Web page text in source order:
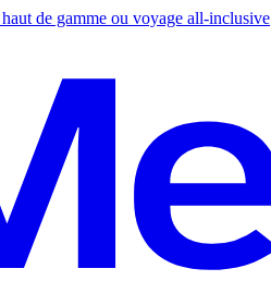
de gamme ou voyage all-inclusive